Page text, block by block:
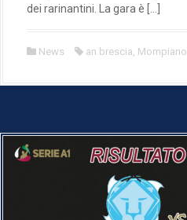
dei rarinantini. La gara è […]
News an brescia, Mompiano